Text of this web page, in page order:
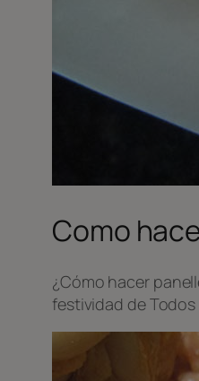
Como
¿Cómo hacer
festividad de Todos